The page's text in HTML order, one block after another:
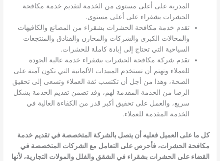
المدربة على أعلى مستوى من الخدمة لتقديم خدمة مكافحة
الحشرات بشقراء على أعلى مستوى.
تقدم خدمة مكافحة الحشرات بشقراء من المصانع والكافيهات
والمحالات الكبرى والشركات والمخازن والفنادق والمنتجعات
السياحية التي تحتاج إلى إبادة كاملة للحشرات.
تقدم شركة مكافحة الحشرات بشقراء خدمة عالية الجودة
للعملاء وتهتم أن تستخدم المبيدات الألمانية التي تكون آمنة على
الصحة، وهذا من أجل أن تكتسب ثقة العملاء وتسعى إلى تحقيق
الرضا من الخدمة المقدمة لهم، وقد تضمن تقديم الخدمة بشكل
سريع، والعمل على تحقيق أكبر قدر من الكفاءة العالية في
الخدمة المقدمة للعملاء.
كل ما على العميل فعليه أن يتصل بالشركة المتخصصة في تقديم خدمة
مكافحة الحشرات، فأحرص على التعامل مع الشركات المتخصصة في
القضاء على الحشرات بشقراءفي الشقق والفلل والمولات التجارية، لأنها